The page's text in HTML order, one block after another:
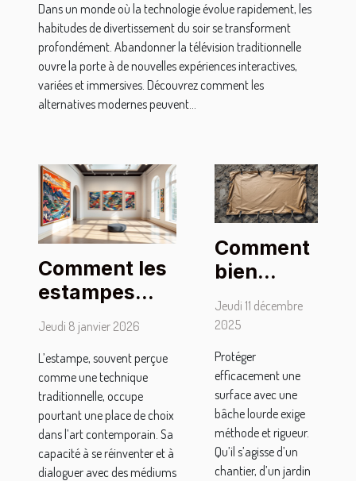
Dans un monde où la technologie évolue rapidement, les
habitudes de divertissement du soir se transforment
profondément. Abandonner la télévision traditionnelle
ouvre la porte à de nouvelles expériences interactives,
variées et immersives. Découvrez comment les
alternatives modernes peuvent...
Comment les
estampes
façonnent-
elles l'art
contemporain
?
Jeudi 8 janvier 2026
L’estampe, souvent perçue
comme une technique
traditionnelle, occupe
pourtant une place de choix
dans l’art contemporain. Sa
capacité à se réinventer et à
dialoguer avec des médiums
Comment
bien
sécuriser
une
avec une
bâche
lourde ?
Jeudi 11 décembre
2025
Protéger
efficacement une
surface avec une
bâche lourde exige
méthode et rigueur.
Qu’il s’agisse d’un
chantier, d’un jardin